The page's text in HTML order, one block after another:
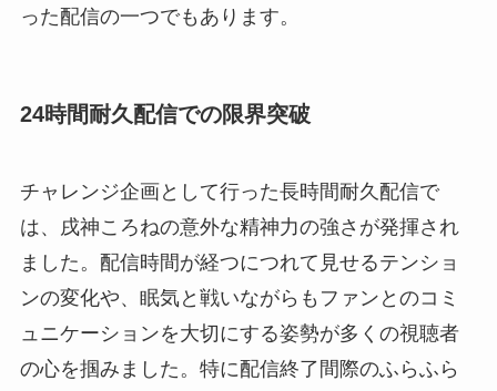
った配信の一つでもあります。
24時間耐久配信での限界突破
チャレンジ企画として行った長時間耐久配信で
は、戌神ころねの意外な精神力の強さが発揮され
ました。配信時間が経つにつれて見せるテンショ
ンの変化や、眠気と戦いながらもファンとのコミ
ュニケーションを大切にする姿勢が多くの視聴者
の心を掴みました。特に配信終了間際のふらふら